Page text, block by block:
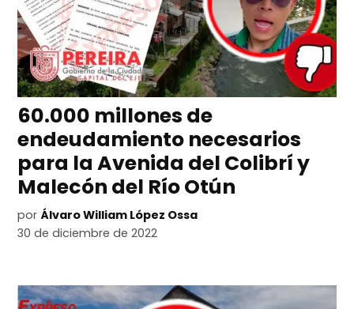
60.000 millones de
endeudamiento necesarios
para la Avenida del Colibrí y
Malecón del Río Otún
por Álvaro William López Ossa
30 de diciembre de 2022